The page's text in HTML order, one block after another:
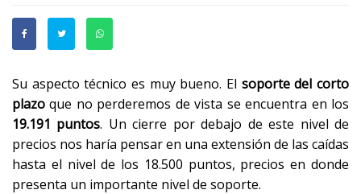
Su aspecto técnico es muy bueno. El soporte del corto
plazo que no perderemos de vista se encuentra en los
19.191 puntos. Un cierre por debajo de este nivel de
precios nos haría pensar en una extensión de las caídas
hasta el nivel de los 18.500 puntos, precios en donde
presenta un importante nivel de soporte.